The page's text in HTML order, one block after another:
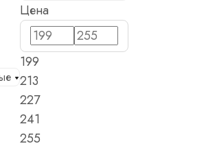
Цена
199
213
227
241
255